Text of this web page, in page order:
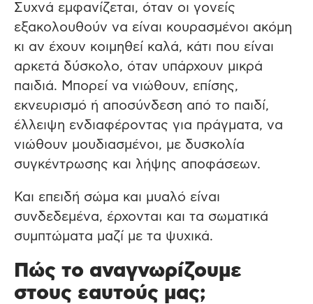
Συχνά εμφανίζεται, όταν οι γονείς
εξακολουθούν να είναι κουρασμένοι ακόμη
κι αν έχουν κοιμηθεί καλά, κάτι που είναι
αρκετά δύσκολο, όταν υπάρχουν μικρά
παιδιά. Μπορεί να νιώθουν, επίσης,
εκνευρισμό ή αποσύνδεση από το παιδί,
έλλειψη ενδιαφέροντας για πράγματα, να
νιώθουν μουδιασμένοι, με δυσκολία
συγκέντρωσης και λήψης αποφάσεων.
Και επειδή σώμα και μυαλό είναι
συνδεδεμένα, έρχονται και τα σωματικά
συμπτώματα μαζί με τα ψυχικά.
Πώς το αναγνωρίζουμε
στους εαυτούς μας;